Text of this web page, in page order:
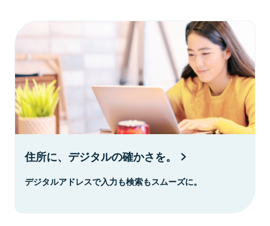
住所に、デジタルの確かさを。
デジタルアドレスで入力も検索もスムーズに。